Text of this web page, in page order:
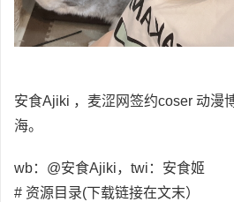
安食Ajiki ，麦涩网签约coser 动漫
海。
wb：@安食Ajiki，twi：安食姬
# 资源目录(下载链接在文末）